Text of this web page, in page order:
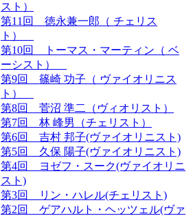
スト）
第11回 徳永兼一郎（ チェリス
ト）
第10回 トーマス・マーティン（ ベ
ーシスト）
第9回 篠崎 功子（ ヴァイオリニス
ト）
第8回 菅沼 準二（ヴィオリスト）
第7回 林 峰男（チェリスト）
第6回 吉村 邦子(ヴァイオリニスト)
第5回 久保 陽子(ヴァイオリニスト)
第4回 ヨゼフ・スーク(ヴァイオリニ
スト)
第3回 リン・ハレル(チェリスト)
第2回 ゲアハルト・ヘッツェル(ヴァ